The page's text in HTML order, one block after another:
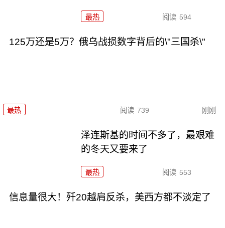
最热 阅读 594
125万还是5万？俄乌战损数字背后的\"三国杀\"
最热 阅读 739 刚刚
泽连斯基的时间不多了，最艰难
的冬天又要来了
最热 阅读 553
信息量很大！歼20越肩反杀，美西方都不淡定了